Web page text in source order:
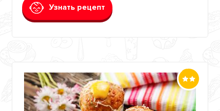
Узнать рецепт